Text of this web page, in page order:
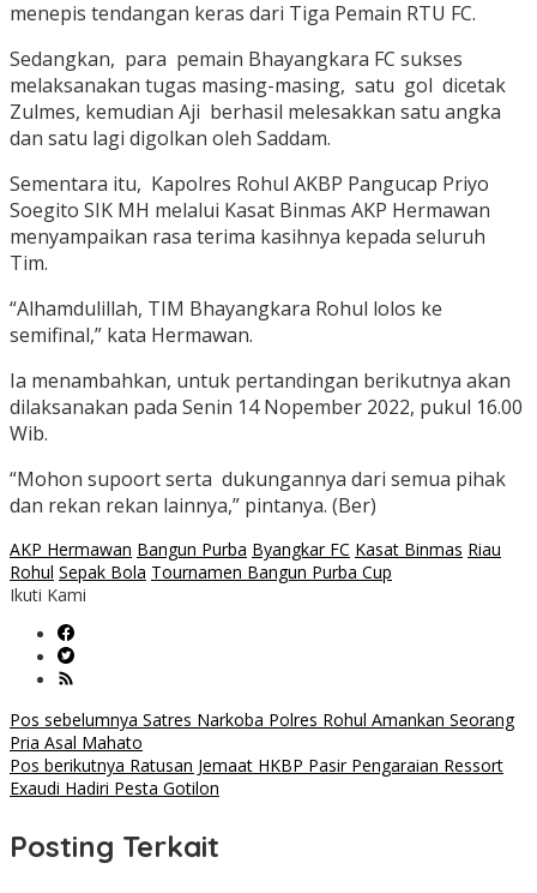
menepis tendangan keras dari Tiga Pemain RTU FC.
Sedangkan, para pemain Bhayangkara FC sukses
melaksanakan tugas masing-masing, satu gol dicetak
Zulmes, kemudian Aji berhasil melesakkan satu angka
dan satu lagi digolkan oleh Saddam.
Sementara itu, Kapolres Rohul AKBP Pangucap Priyo
Soegito SIK MH melalui Kasat Binmas AKP Hermawan
menyampaikan rasa terima kasihnya kepada seluruh
Tim.
“Alhamdulillah, TIM Bhayangkara Rohul lolos ke
semifinal,” kata Hermawan.
Ia menambahkan, untuk pertandingan berikutnya akan
dilaksanakan pada Senin 14 Nopember 2022, pukul 16.00
Wib.
“Mohon supoort serta dukungannya dari semua pihak
dan rekan rekan lainnya,” pintanya. (Ber)
AKP Hermawan Bangun Purba Byangkar FC Kasat Binmas Riau
Rohul Sepak Bola Tournamen Bangun Purba Cup
Ikuti Kami
Navigasi
pos
Pos sebelumnya Satres Narkoba Polres Rohul Amankan Seorang
Pria Asal Mahato
Pos berikutnya Ratusan Jemaat HKBP Pasir Pengaraian Ressort
Exaudi Hadiri Pesta Gotilon
Posting Terkait